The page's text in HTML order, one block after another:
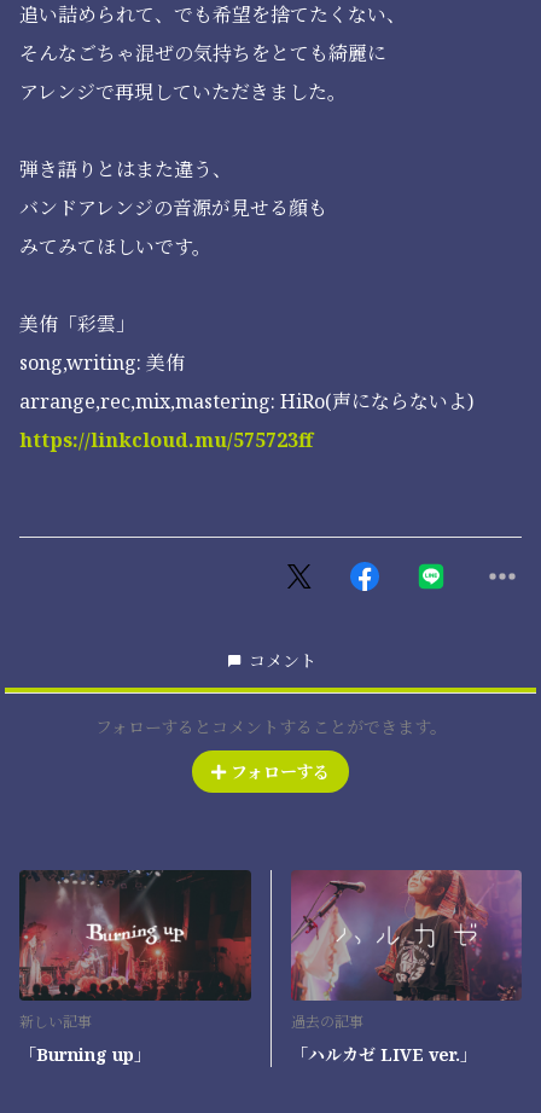
追い詰められて、でも希望を捨てたくない、
そんなごちゃ混ぜの気持ちをとても綺麗に
アレンジで再現していただきました。
弾き語りとはまた違う、
バンドアレンジの音源が見せる顔も
みてみてほしいです。
美侑「彩雲」
song,writing: 美侑
arrange,rec,mix,mastering: HiRo(声にならないよ)
https://linkcloud.mu/575723ff
コメント
フォローするとコメントすることができます。
フォローする
新しい記事
「Burning up」
過去の記事
「ハルカゼ LIVE ver.」